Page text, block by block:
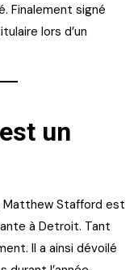
Finalement signé
lors d’un
un
Matthew Stafford est
à Detroit. Tant
Il a ainsi dévoilé